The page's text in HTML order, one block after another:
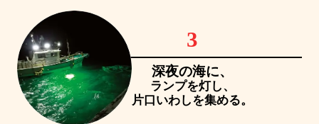
3
深夜の海に、
ランプを灯し、
片口いわしを集める。